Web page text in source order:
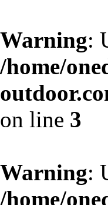
Warning:
/home/
on line 3
Warning:
/home/